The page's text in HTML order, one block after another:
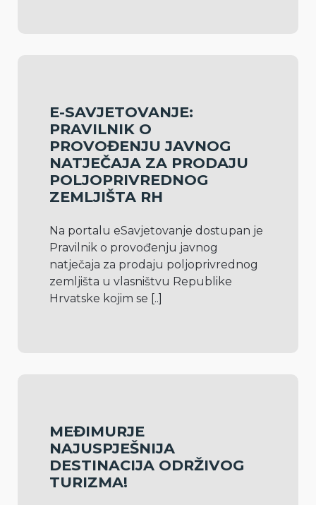
E-SAVJETOVANJE:
PRAVILNIK O
PROVOĐENJU JAVNOG
NATJEČAJA ZA PRODAJU
POLJOPRIVREDNOG
ZEMLJIŠTA RH
Na portalu eSavjetovanje dostupan je
Pravilnik o provođenju javnog
natječaja za prodaju poljoprivrednog
zemljišta u vlasništvu Republike
Hrvatske kojim se [..]
MEĐIMURJE
NAJUSPJEŠNIJA
DESTINACIJA ODRŽIVOG
TURIZMA!